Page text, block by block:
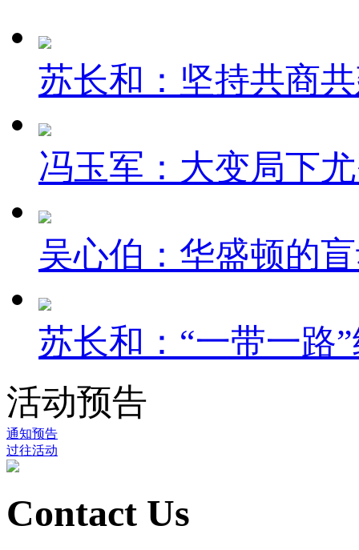
苏长和：坚持共商
冯玉军：大变局下
吴心伯：华盛顿的
苏长和：“一带一路
活动预告
通知预告
过往活动
Contact Us